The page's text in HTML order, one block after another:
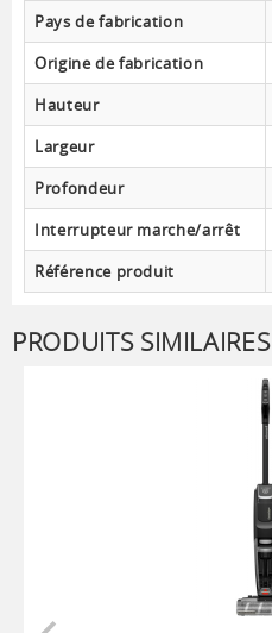
Pays de fabrication
Origine de fabrication
Hauteur
Largeur
Profondeur
Interrupteur marche/arrêt
Référence produit
PRODUITS SIMILAIRES